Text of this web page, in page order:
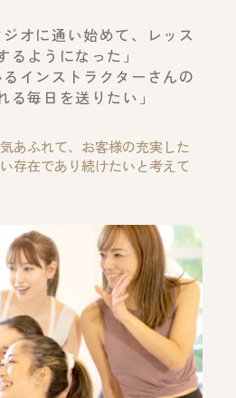
オに通い始めて、レッス
るようになった」
インストラクターさんの
る毎日を送りたい」
あふれて、お客様の充実した
存在であり続けたいと考えて